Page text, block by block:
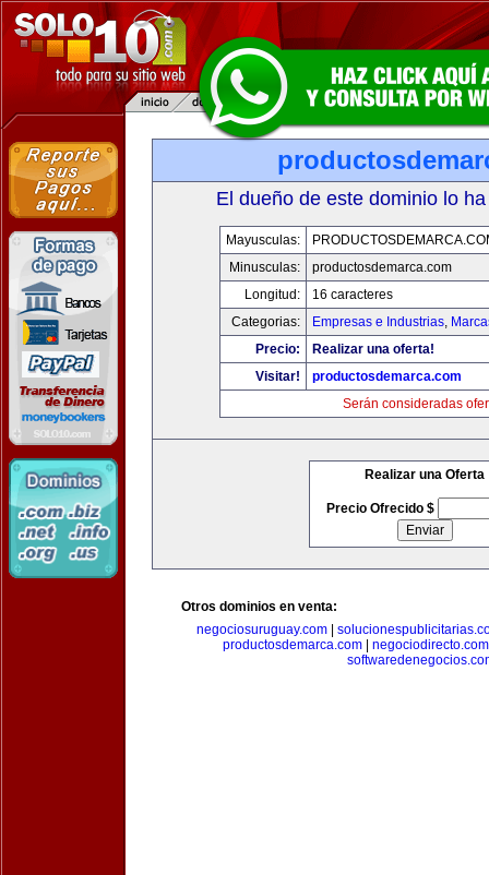
El dueño de este dominio lo
Mayusculas:
Minusculas:
productosdemarca.com
Longitud:
16 caracteres
Categorias:
Empresas e Industrias,
Precio:
Realizar una oferta!
Visitar!
productosdemarca.com
Serán consideradas
Realizar una Oferta
Precio Ofrecido $
Otros dominios en venta:
negociosuruguay.com
productosdemarca.com| negociodirecto.com